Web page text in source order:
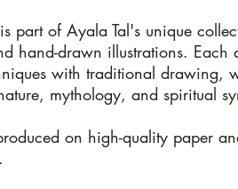
part of Ayala Tal's unique
hand-drawn illustrations. Each
with traditional drawing,
mythology, and spiritual
on high-quality paper